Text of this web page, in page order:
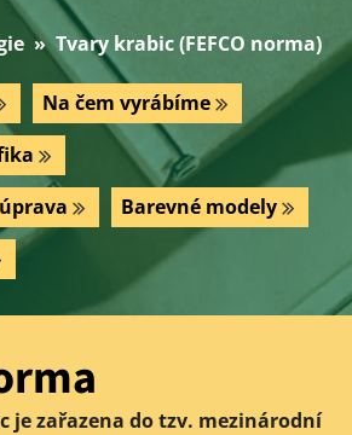
» Tvary krabic (FEFCO norma)
Na čem vyrábíme
Barevné modely
je zařazena do tzv. mezinárodní